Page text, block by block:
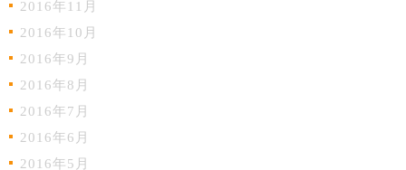
2016年11月
2016年10月
2016年9月
2016年8月
2016年7月
2016年6月
2016年5月